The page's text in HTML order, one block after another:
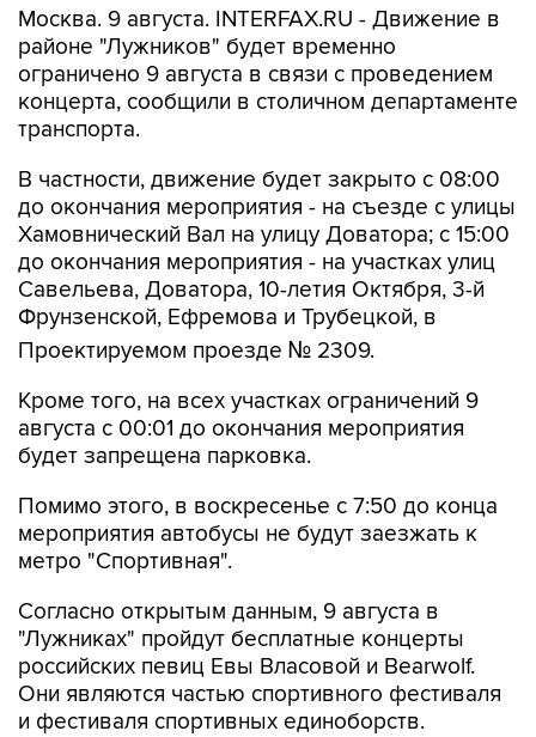
Москва. 9 августа. INTERFAX.RU - Движение в
районе "Лужников" будет временно
ограничено 9 августа в связи с проведением
концерта, сообщили в столичном департаменте
транспорта.
В частности, движение будет закрыто с 08:00
до окончания мероприятия - на съезде с улицы
Хамовнический Вал на улицу Доватора; с 15:00
до окончания мероприятия - на участках улиц
Савельева, Доватора, 10-летия Октября, 3-й
Фрунзенской, Ефремова и Трубецкой, в
Проектируемом проезде № 2309.
Кроме того, на всех участках ограничений 9
августа с 00:01 до окончания мероприятия
будет запрещена парковка.
Помимо этого, в воскресенье с 7:50 до конца
мероприятия автобусы не будут заезжать к
метро "Спортивная".
Согласно открытым данным, 9 августа в
"Лужниках" пройдут бесплатные концерты
российских певиц Евы Власовой и Bearwolf.
Они являются частью спортивного фестиваля
и фестиваля спортивных единоборств.